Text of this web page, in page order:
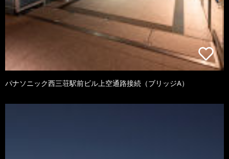
パナソニック西三荘駅前ビル上空通路接続（ブリッジA）